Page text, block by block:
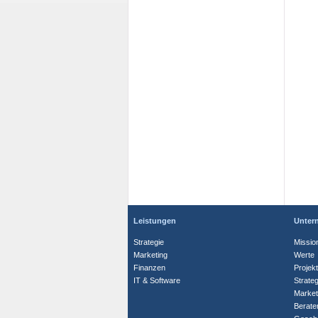
Leistungen
Strategie
Marketing
Finanzen
IT & Software
Werte